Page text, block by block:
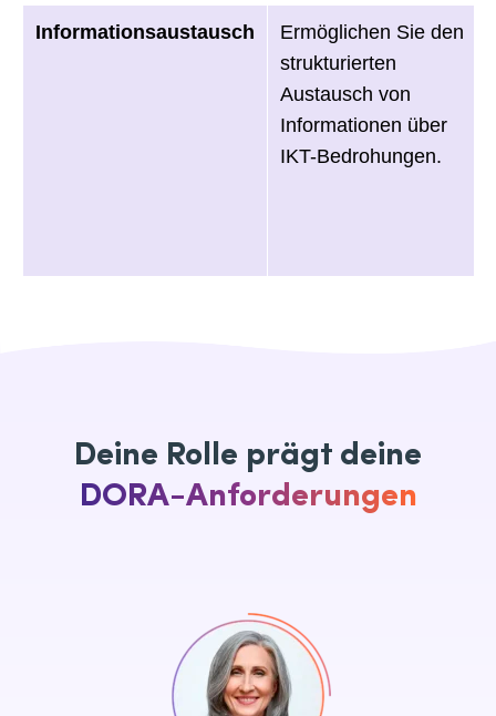
Informationsaustausch
Ermöglichen Sie den
strukturierten
Austausch von
Informationen über
IKT-Bedrohungen.
Deine Rolle prägt deine
DORA-Anforderungen